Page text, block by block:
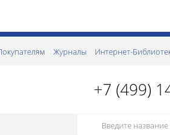
Журналы Интернет-
+7 (499)